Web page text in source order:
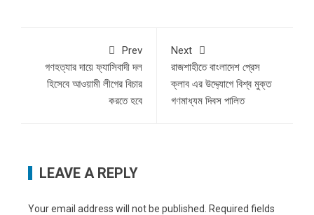
Prev
গণহত্যার দায়ে ফ্যাসিবাদী দল
হিসেবে আওয়ামী লীগের বিচার
করতে হবে
Next
রাজশাহীতে বাংলাদেশ প্রেস
ক্লাব এর উদ্দ্যোগে বিশ্ব মুক্ত
গণমাধ্যম দিবস পালিত
LEAVE A REPLY
Your email address will not be published.
Required fields